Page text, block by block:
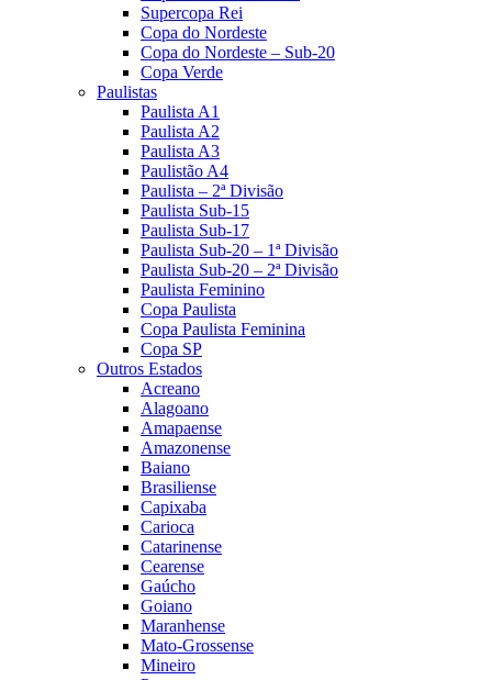
Supercopa Rei
Copa do Nordeste
Copa do Nordeste – Sub-20
Copa Verde
Paulistas
Paulista A1
Paulista A2
Paulista A3
Paulistão A4
Paulista – 2ª Divisão
Paulista Sub-15
Paulista Sub-17
Paulista Sub-20 – 1ª Divisão
Paulista Sub-20 – 2ª Divisão
Paulista Feminino
Copa Paulista
Copa Paulista Feminina
Copa SP
Outros Estados
Acreano
Alagoano
Amapaense
Amazonense
Baiano
Brasiliense
Capixaba
Carioca
Catarinense
Cearense
Gaúcho
Goiano
Maranhense
Mato-Grossense
Mineiro